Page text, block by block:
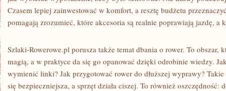
Czasem lepiej zainwestować w komfort, a resztę budżetu
pomagają zrozumieć, które akcesoria są realnie poprawiają jazdę, a
Szlaki-Rowerowe.pl porusza także temat dbania o rower. To obszar,
magią, a w praktyce da się go opanować dzięki odrobinie wiedzy.
wymienić linki? Jak przygotować rower do dłuższej wyprawy?
się bezpieczniejsza, a sprzęt działa ciszej. To również